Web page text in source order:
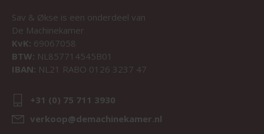
Sav & Økse is een onderdeel van
De Machinekamer
KvK: 69067058
BTW: NL857714545B01
IBAN: NL21 RABO 0126 3237 47
+31 (0) 75 711 3930
verkoop@demachinekamer.nl